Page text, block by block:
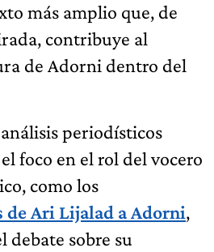
más amplio que, de
contribuye al
de Adorni dentro del
periodísticos
foco en el rol del vocero
como los
Ari Lijalad a Adorni,
debate sobre su